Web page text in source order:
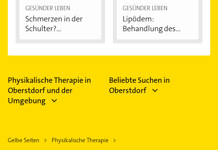
GESÜNDER LEBEN
Schmerzen in der
Schulter?
GESÜNDER LEBEN
Lipödem:
Behandlung des
Physikalische Therapie in
Oberstdorf und der
Umgebung
Beliebte Suchen in
Oberstdorf
Gelbe Seiten
Physikalische Therapie